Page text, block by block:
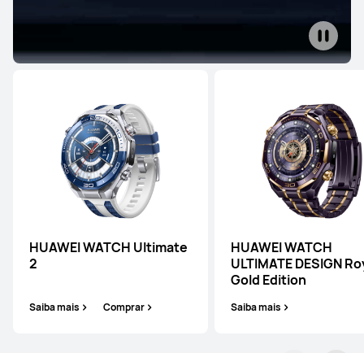
HUAWEI WATCH Ultimate
2
Saiba mais Comprar
HUAWEI WATCH
ULTIMATE DESIGN
Gold Edition
Saiba mais